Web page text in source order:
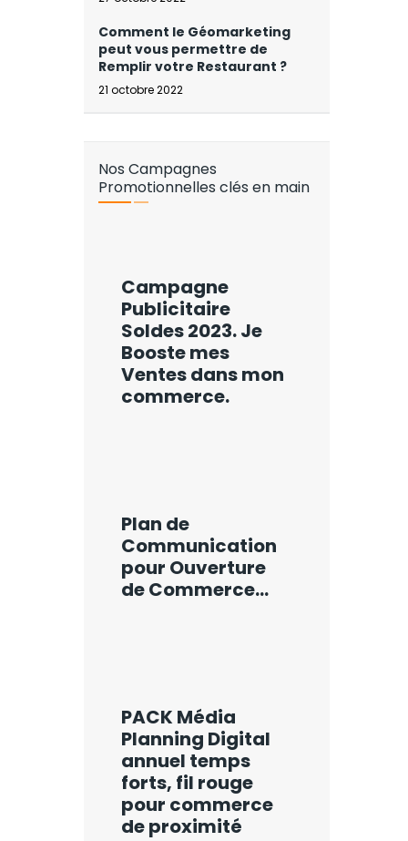
Comment le Géomarketing
peut vous permettre de
Remplir votre Restaurant ?
21 octobre 2022
Nos Campagnes
Promotionnelles clés en main
Campagne
Publicitaire
Soldes 2023. Je
Booste mes
Ventes dans mon
commerce.
Plan de
Communication
pour Ouverture
de Commerce…
PACK Média
Planning Digital
annuel temps
forts, fil rouge
pour commerce
de proximité